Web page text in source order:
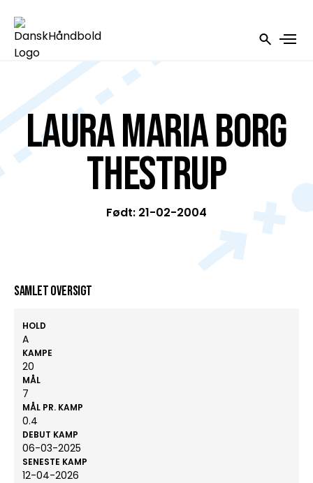
Laura Maria Borg
Thestrup
Født: 21-02-2004
Samlet oversigt
HOLD
A
KAMPE
20
MÅL
7
MÅL PR. KAMP
0.4
DEBUT KAMP
06-03-2025
SENESTE KAMP
12-04-2026